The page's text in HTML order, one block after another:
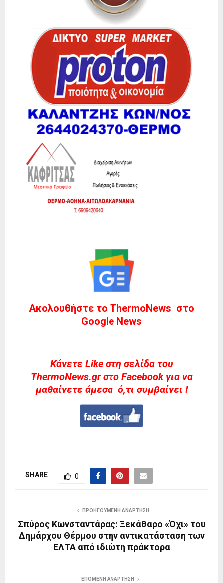
Ακολουθήστε το ThermoNews στο
Google News
Kάνετε Like στη σελίδα του
ThermoNews.gr στο Facebook για να
μαθαίνετε άμεσα ό,τι συμβαίνει !
SHARE 0
ΠΡΟΗΓΟΎΜΕΝΗ ΑΝΆΡΤΗΣΗ
Σπύρος Κωνσταντάρας: Ξεκάθαρο «Όχι» του
Δημάρχου Θέρμου στην αντικατάσταση των
ΕΛΤΑ από ιδιώτη πράκτορα
ΕΠΌΜΕΝΗ ΑΝΆΡΤΗΣΗ